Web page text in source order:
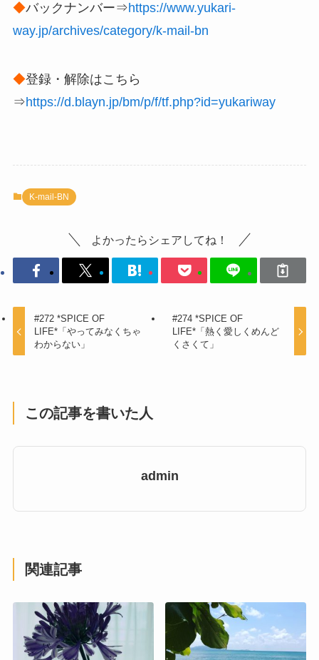
◆バックナンバー⇒https://www.yukari-
way.jp/archives/category/k-mail-bn
◆登録・解除はこちら
⇒https://d.blayn.jp/bm/p/f/tf.php?id=yukariway
K-mail-BN
よかったらシェアしてね！
#272 *SPICE OF
LIFE*「やってみなくちゃ
わからない」
#274 *SPICE OF
LIFE*「熱く愛しくめんど
くさくて」
この記事を書いた人
admin
関連記事